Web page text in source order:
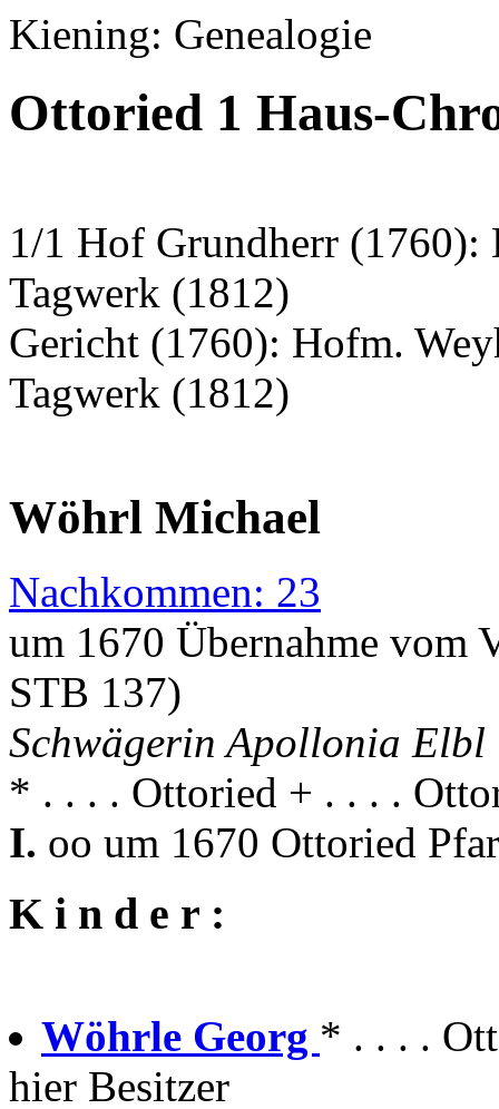
Kiening: Genealogie
Ottoried 1 Haus-
1/1 Hof Grundherr
Tagwerk (1812)
Gericht (1760): Hofm.
Tagwerk (1812)
Wöhrl Michael
Nachkommen: 23
um 1670 Übernahme vom
STB 137)
Schwägerin Apollonia
* . . . . Ottoried + . . . .
I. oo um 1670 Ottoried
K i n d e r :
Wöhrle Georg * . . . .
hier Besitzer